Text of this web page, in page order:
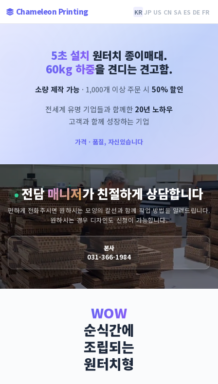
Chameleon Printing KR JP US CN SA ES DE FR
5초 설치 원터치 종이매대.
60kg 하중을 견디는 견고함.
소량 제작 가능 · 1,000개 이상 주문 시 50% 할인
전세계 유명 기업들과 함께한 20년 노하우
고객과 함께 성장하는 기업
가격 · 품질, 자신있습니다
전담매니저가 친절하게 상담합니다
편하게 전화주시면 원하시는 모양의 칼선과 함께 작업 방법을 알려드립니다.
원하시는 경우 디자인도 신청이 가능합니다.
본사
031-366-1984
WOW
순식간에
조립되는
원터치형